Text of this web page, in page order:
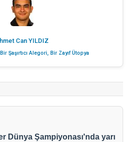
Can YILDIZ
Bir Şaşırtıcı Alegori, Bir Zayıf Ütopya
Dünya Şampiyonası'nda yarı